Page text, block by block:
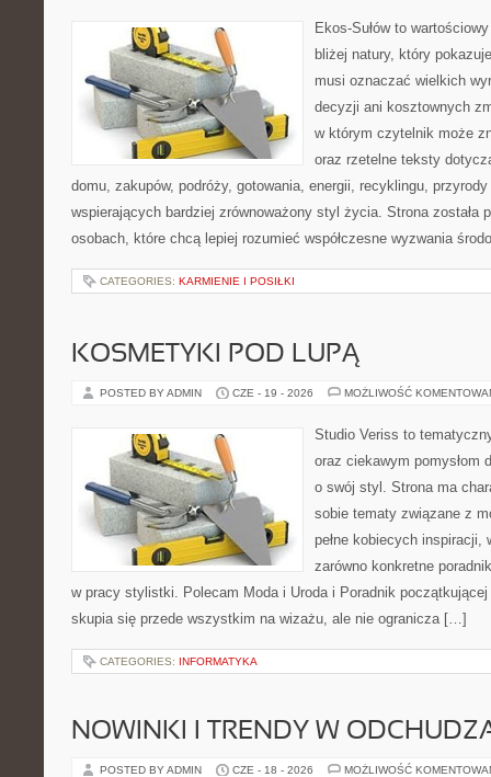
Ekos-Sułów to
bliżej natury, który
musi oznaczać wielkich
decyzji ani kosztownych
w którym czytelnik może
oraz rzetelne teksty
domu, zakupów, podróży, gotowania, energii, recyklingu,
wspierających bardziej zrównoważony styl życia. Strona została
osobach, które chcą lepiej rozumieć współczesne wyzwania
CATEGORIES: KARMIENIE I POSIŁKI
KOSMETYKI POD LUPĄ
POSTED BY ADMIN CZE - 19 - 2026 MOŻLIWOŚĆ
Studio Veriss to
oraz ciekawym pomysłom
o swój styl. Strona ma
sobie tematy związane z
pełne kobiecych
zarówno konkretne
w pracy stylistki. Polecam Moda i Uroda i Poradnik
skupia się przede wszystkim na wizażu, ale nie ogranicza […]
CATEGORIES: INFORMATYKA
NOWINKI I TRENDY W
POSTED BY ADMIN CZE - 18 - 2026 MOŻLIWOŚĆ